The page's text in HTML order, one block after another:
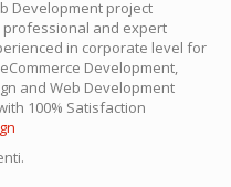
Development project
professional and expert
in corporate level for
Development,
and Web Development
100% Satisfaction